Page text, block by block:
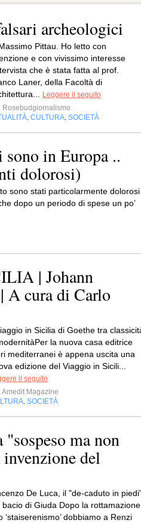
archeologici
Pittau. Ho letto con
e con vivissimo interesse
che è stata fatta al prof.
Laner, della Facoltà di
Leggere il seguito
Rosebudgiornalismo
, CULTURA, SOCIETÀ
in Europa ..
dolorosi)
sono stati particolarmente dolorosi
dopo un periodo di spese un po’
| Johann
A cura di Carlo
in Sicilia di Goethe tra
la nuova casa editrice
mediterranei è appena uscita una
edizione del Viaggio in Sicili...
il seguito
Amedit Magazine
, SOCIETÀ
ma non
del
De Luca, il "de-caduto in
bacio di Giuda Dopo la rottamazione
‘staiserenismo’ dobbiamo a Renzi